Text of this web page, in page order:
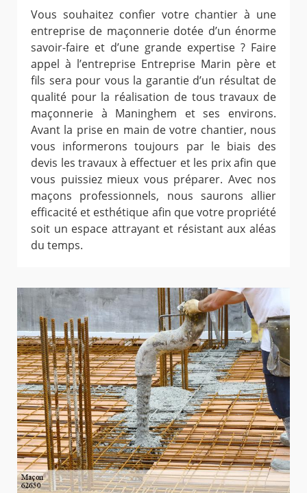
Vous souhaitez confier votre chantier à une
entreprise de maçonnerie dotée d’un énorme
savoir-faire et d’une grande expertise ? Faire
appel à l’entreprise Entreprise Marin père et
fils sera pour vous la garantie d’un résultat de
qualité pour la réalisation de tous travaux de
maçonnerie à Maninghem et ses environs.
Avant la prise en main de votre chantier, nous
vous informerons toujours par le biais des
devis les travaux à effectuer et les prix afin que
vous puissiez mieux vous préparer. Avec nos
maçons professionnels, nous saurons allier
efficacité et esthétique afin que votre propriété
soit un espace attrayant et résistant aux aléas
du temps.